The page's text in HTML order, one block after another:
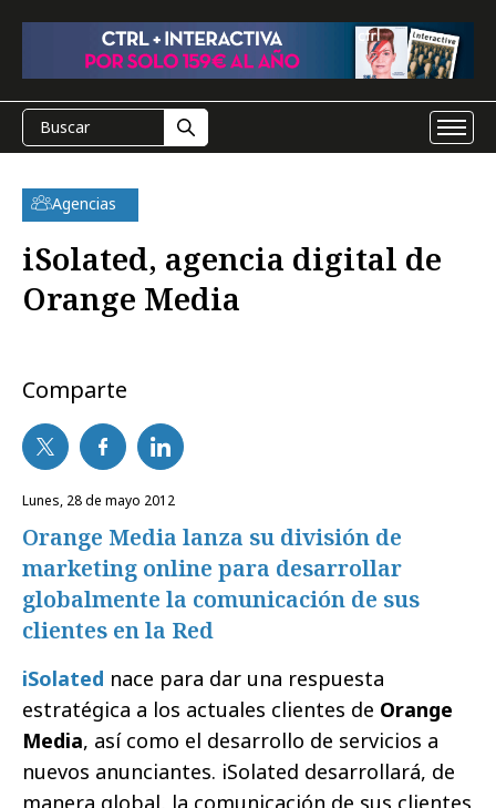
Agencias
iSolated, agencia digital de
Orange Media
Comparte
lunes, 28 de mayo 2012
Orange Media lanza su división de
marketing online para desarrollar
globalmente la comunicación de sus
clientes en la Red
iSolated nace para dar una respuesta
estratégica a los actuales clientes de Orange
Media, así como el desarrollo de servicios a
nuevos anunciantes. iSolated desarrollará, de
manera global, la comunicación de sus clientes